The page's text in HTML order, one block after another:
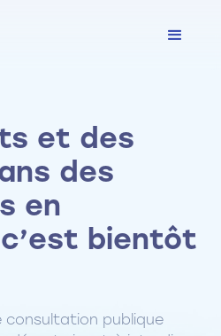
et des
des
en
bientôt
consultation publique